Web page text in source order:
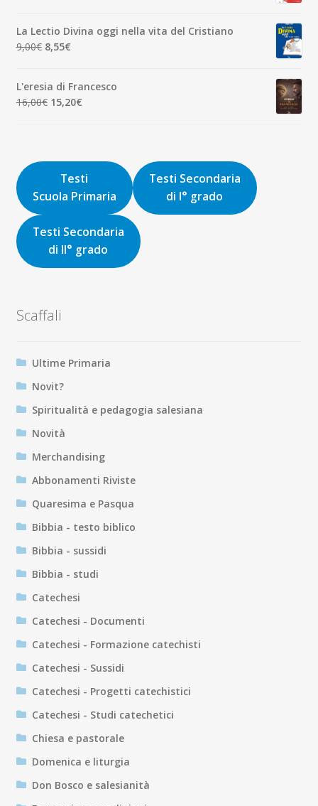
era:
8,00€.
è:
7,60€.
La Lectio Divina oggi nella vita del Cristiano
9,00€ Il
era:
9,00€.
8,55€Il
è:
8,55€.
L'eresia di Francesco
16,00€ Il
16,00€.
15,20€Il
15,20€.
Testi
Scuola Primaria
Testi Secondaria
di I° grado
Testi Secondaria
di II° grado
Scaffali
Ultime Primaria
Novit?
Spiritualità e pedagogia salesiana
Novità
Merchandising
Abbonamenti Riviste
Quaresima e Pasqua
Bibbia - testo biblico
Bibbia - sussidi
Bibbia - studi
Catechesi
Catechesi - Documenti
Catechesi - Formazione catechisti
Catechesi - Sussidi
Catechesi - Progetti catechistici
Catechesi - Studi catechetici
Chiesa e pastorale
Domenica e liturgia
Don Bosco e salesianità